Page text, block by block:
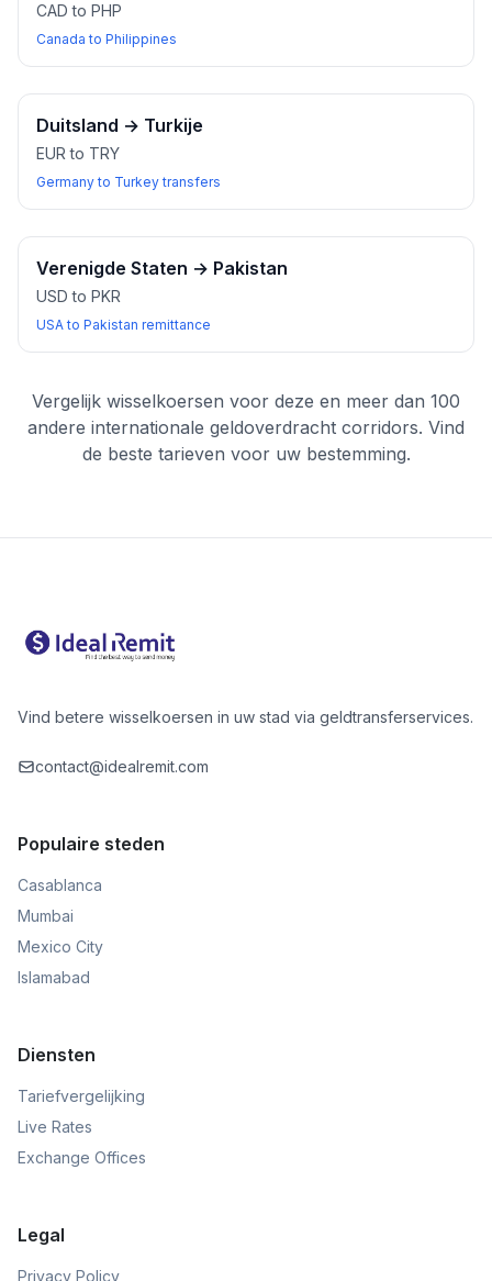
CAD to PHP
Canada to Philippines
Duitsland → Turkije
EUR to TRY
Germany to Turkey transfers
Verenigde Staten → Pakistan
USD to PKR
USA to Pakistan remittance
Vergelijk wisselkoersen voor deze en meer dan 100
andere internationale geldoverdracht corridors. Vind
de beste tarieven voor uw bestemming.
Vind betere wisselkoersen in uw stad via geldtransferservices.
contact@idealremit.com
Populaire steden
Casablanca
Mumbai
Mexico City
Islamabad
Diensten
Tariefvergelijking
Live Rates
Exchange Offices
Legal
Privacy Policy